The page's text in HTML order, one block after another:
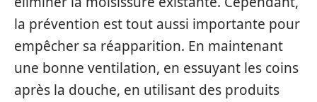
la prévention est tout aussi importante pour
empêcher sa réapparition. En maintenant
une bonne ventilation, en essuyant les coins
après la douche, en utilisant des produits